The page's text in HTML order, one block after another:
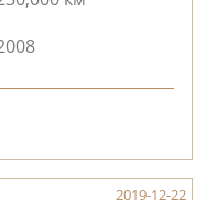
2019-12-22